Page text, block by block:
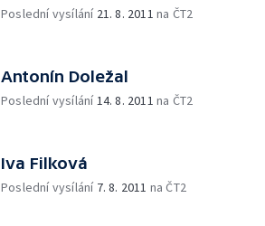
Poslední vysílání 21. 8. 2011 na ČT2
Antonín Doležal
Poslední vysílání14. 8. 2011 na ČT2
Iva Filková
Poslední vysílání 7. 8. 2011 na ČT2